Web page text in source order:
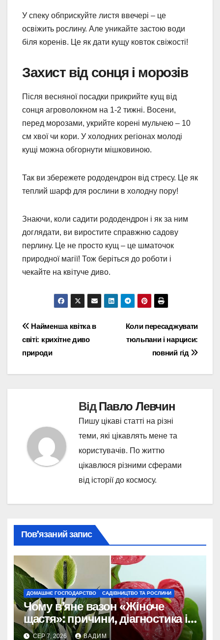
У спеку обприскуйте листя ввечері – це
освіжить рослину. Але уникайте застою води
біля коренів. Це як дати кущу ковток свіжості!
Захист від сонця і морозів
Після весняної посадки прикрийте кущ від
сонця агроволокном на 1-2 тижні. Восени,
перед морозами, укрийте корені мульчею – 10
см хвої чи кори. У холодних регіонах молоді
кущі можна обгорнути мішковиною.
Так ви збережете рододендрон від стресу. Це як
теплий шарф для рослини в холодну пору!
Знаючи, коли садити рододендрон і як за ним
доглядати, ви виростите справжню садову
перлину. Це не просто кущ – це шматочок
природної магії! Тож беріться до роботи і
чекайте на квітуче диво.
Навігація
записів
Коли пересаджувати
тюльпани і нарциси:
повний гід
Найменша квітка в
світі: крихітне диво
природи
ВідПавло Левчин
Пишу цікаві статті на різні
теми, які цікавлять мене та
користувачів. По життю
цікавлюся різними сферами
від історії до космосу.
Пов’язаний запис
ДОМАШНЄ ГОСПОДАРСТВО САДІВНИЦТВО ТА РОСЛИНИ
Чому в’яне вазон «Жіноче
щастя»: причини, діагностика і
порятунок рослини
СЕР 7, 2026 ВАДИМ